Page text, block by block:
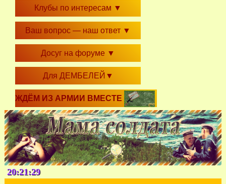
Клубы по интересам ▼
Ваш вопрос — наш ответ ▼
Досуг на форуме ▼
Для ДЕМБЕЛЕЙ ▼
ЖДЁМ ИЗ АРМИИ ВМЕСТЕ
20:21:30